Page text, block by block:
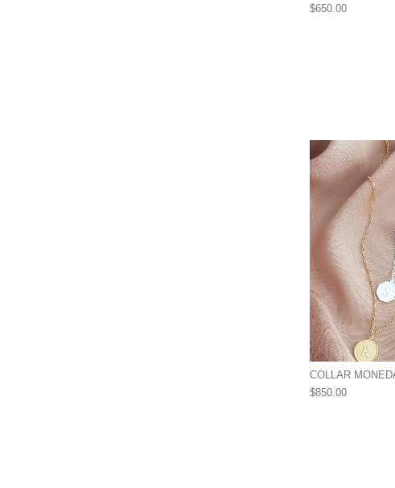
$650.00
COLLAR
$850.00